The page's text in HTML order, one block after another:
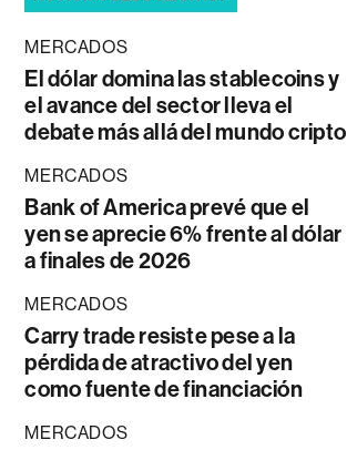
MERCADOS
El dólar domina las stablecoins y
el avance del sector lleva el
debate más allá del mundo cripto
MERCADOS
Bank of America prevé que el
yen se aprecie 6% frente al dólar
a finales de 2026
MERCADOS
Carry trade resiste pese a la
pérdida de atractivo del yen
como fuente de financiación
MERCADOS